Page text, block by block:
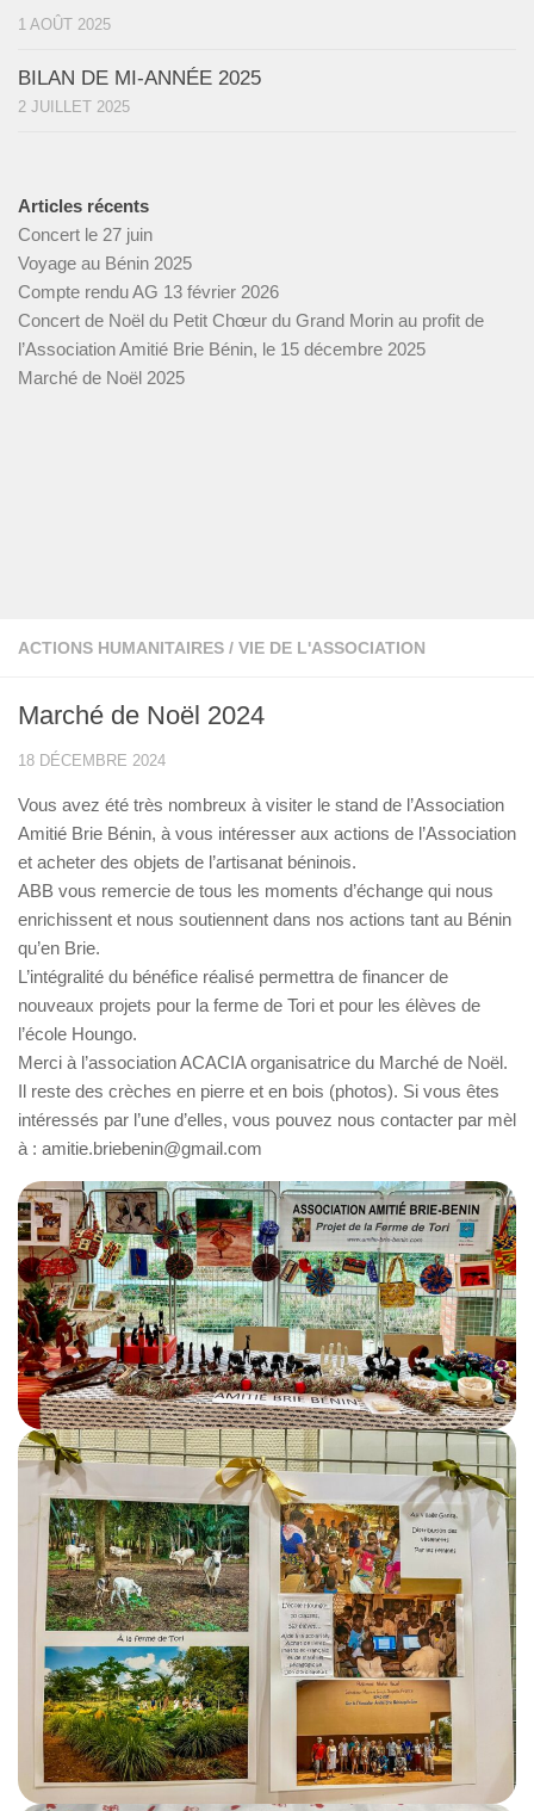
ACTIONS HUMANITAIRES / VIE DE L'ASSOCIATION
Marché de Noël 2024
18 DÉCEMBRE 2024
Vous avez été très nombreux à visiter le stand de l’Association
Amitié Brie Bénin, à vous intéresser aux actions de l’Association
et acheter des objets de l’artisanat béninois.
ABB vous remercie de tous les moments d’échange qui nous
enrichissent et nous soutiennent dans nos actions tant au Bénin
qu’en Brie.
L’intégralité du bénéfice réalisé permettra de financer de
nouveaux projets pour la ferme de Tori et pour les élèves de
l’école Houngo.
Merci à l’association ACACIA organisatrice du Marché de Noël.
Il reste des crèches en pierre et en bois (photos). Si vous êtes
intéressés par l’une d’elles, vous pouvez nous contacter par mèl
à : amitie.briebenin@gmail.com
1 AOÛT 2025
BILAN DE MI-ANNÉE 2025
2 JUILLET 2025
Articles récents
Concert le 27 juin
Voyage au Bénin 2025
Compte rendu AG 13 février 2026
Concert de Noël du Petit Chœur du Grand Morin au profit de
l’Association Amitié Brie Bénin, le 15 décembre 2025
Marché de Noël 2025